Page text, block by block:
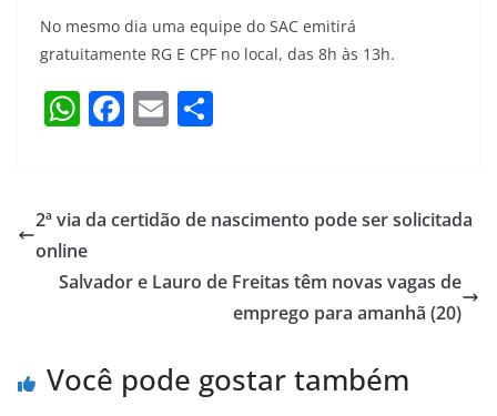
No mesmo dia uma equipe do SAC emitirá
gratuitamente RG E CPF no local, das 8h às 13h.
W
s
A
p
F
e
o
E
l e
2ª via da certidão de nascimento pode ser solicitada
online
Salvador e Lauro de Freitas têm novas vagas de
emprego para amanhã (20)
Você pode gostar também